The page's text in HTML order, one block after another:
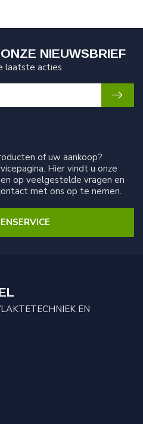
of uw aankoop?
Hier vindt u onze
op veelgestelde vragen en
met ons op te nemen.
NIEUWSBRIEF
laatste acties
EN